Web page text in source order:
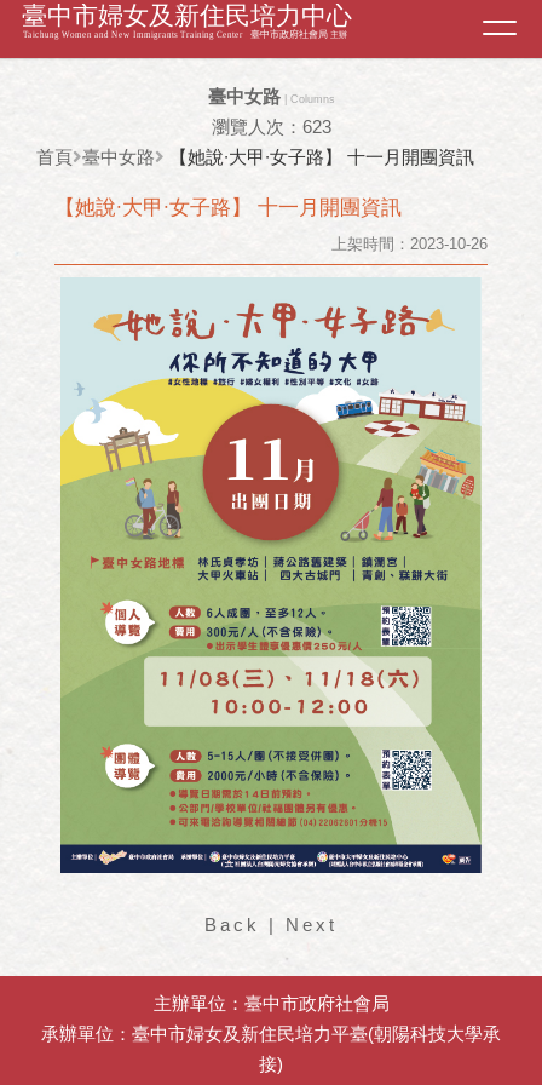
臺中女路| Columns
瀏覽人次：623
首頁 臺中女路 【她說∙大甲∙女子路】 十一月開團資訊
【她說∙大甲∙女子路】 十一月開團資訊
上架時間：2023-10-26
Back | Next
主辦單位：臺中市政府社會局
承辦單位：臺中市婦女及新住民培力平臺(朝陽科技大學承
接)